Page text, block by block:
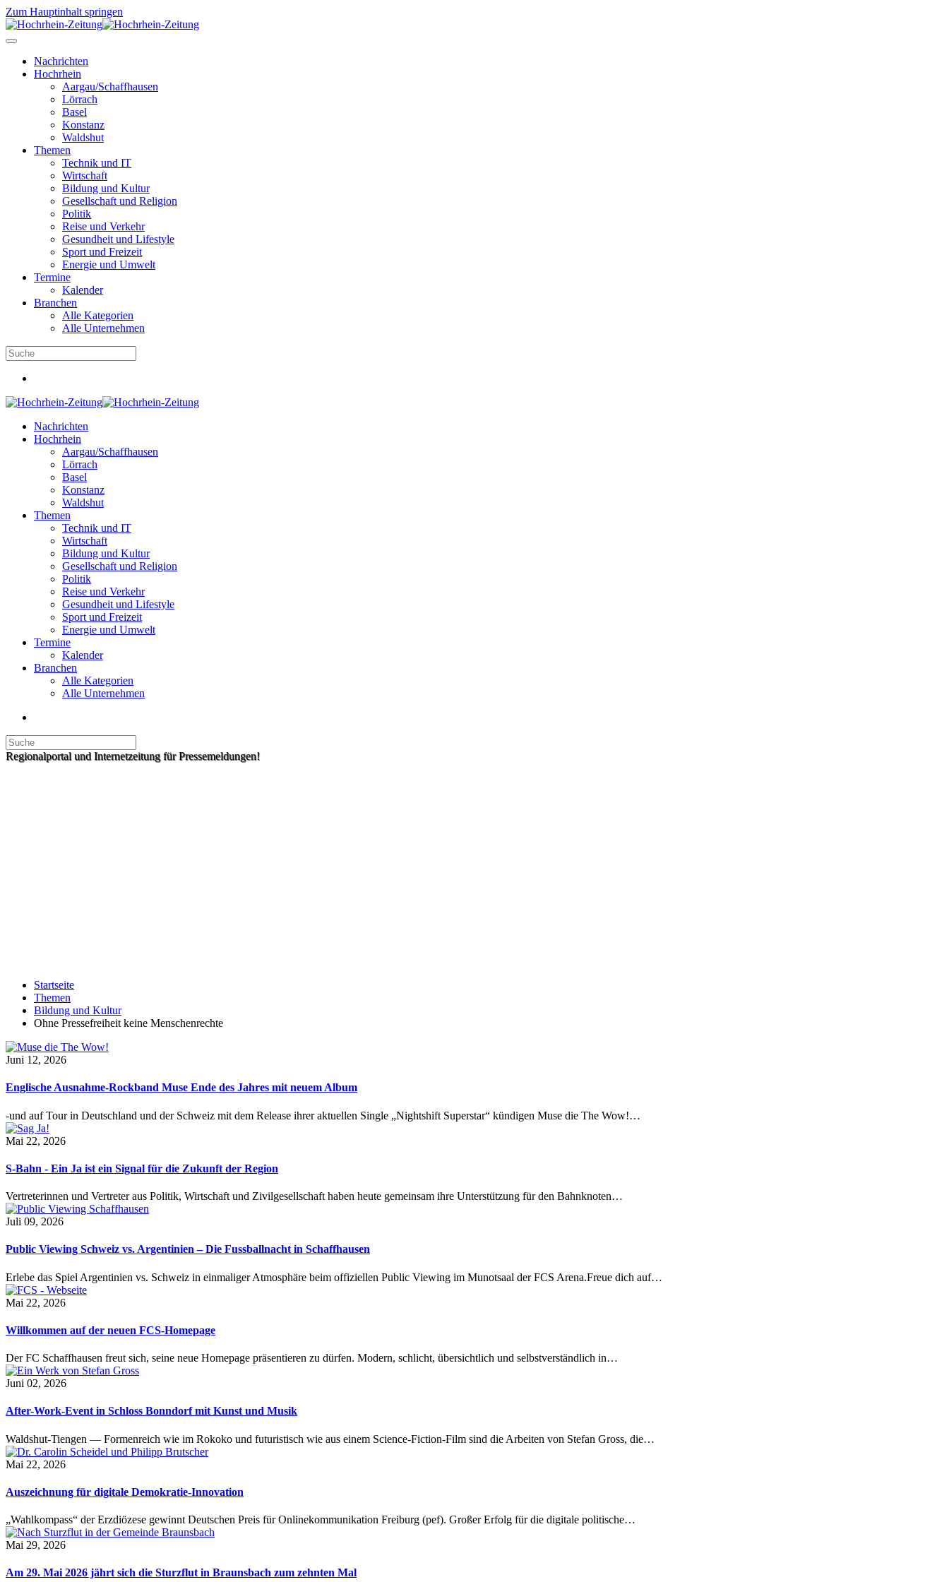
Zum Hauptinhalt springen
Nachrichten
Hochrhein
Aargau/Schaffhausen
Lörrach
Basel
Konstanz
Waldshut
Themen
Technik und IT
Wirtschaft
Bildung und Kultur
Gesellschaft und Religion
Politik
Reise und Verkehr
Gesundheit und Lifestyle
Sport und Freizeit
Energie und Umwelt
Termine
Kalender
Branchen
Alle Kategorien
Alle Unternehmen
Nachrichten
Hochrhein
Aargau/Schaffhausen
Lörrach
Basel
Konstanz
Waldshut
Themen
Technik und IT
Wirtschaft
Bildung und Kultur
Gesellschaft und Religion
Politik
Reise und Verkehr
Gesundheit und Lifestyle
Sport und Freizeit
Energie und Umwelt
Termine
Kalender
Branchen
Alle Kategorien
Alle Unternehmen
Regionalportal und Internetzeitung für Pressemeldungen!
Startseite
Themen
Bildung und Kultur
Ohne Pressefreiheit keine Menschenrechte
Juni 12, 2026
Englische Ausnahme-Rockband Muse Ende des Jahres mit neuem Album
-und auf Tour in Deutschland und der Schweiz mit dem Release ihrer aktuellen Single „Nightshift Superstar“ kündigen Muse die The Wow!…
Mai 22, 2026
S-Bahn - Ein Ja ist ein Signal für die Zukunft der Region
Vertreterinnen und Vertreter aus Politik, Wirtschaft und Zivilgesellschaft haben heute gemeinsam ihre Unterstützung für den Bahnknoten…
Juli 09, 2026
Public Viewing Schweiz vs. Argentinien – Die Fussballnacht in Schaffhausen
Erlebe das Spiel Argentinien vs. Schweiz in einmaliger Atmosphäre beim offiziellen Public Viewing im Munotsaal der FCS Arena.Freue dich auf…
Mai 22, 2026
Willkommen auf der neuen FCS-Homepage
Der FC Schaffhausen freut sich, seine neue Homepage präsentieren zu dürfen. Modern, schlicht, übersichtlich und selbstverständlich in…
Juni 02, 2026
After-Work-Event in Schloss Bonndorf mit Kunst und Musik
Waldshut-Tiengen — Formenreich wie im Rokoko und futuristisch wie aus einem Science-Fiction-Film sind die Arbeiten von Stefan Gross, die…
Mai 22, 2026
Auszeichnung für digitale Demokratie-Innovation
„Wahlkompass“ der Erzdiözese gewinnt Deutschen Preis für Onlinekommunikation Freiburg (pef). Großer Erfolg für die digitale politische…
Mai 29, 2026
Am 29. Mai 2026 jährt sich die Sturzflut in Braunsbach zum zehnten Mal